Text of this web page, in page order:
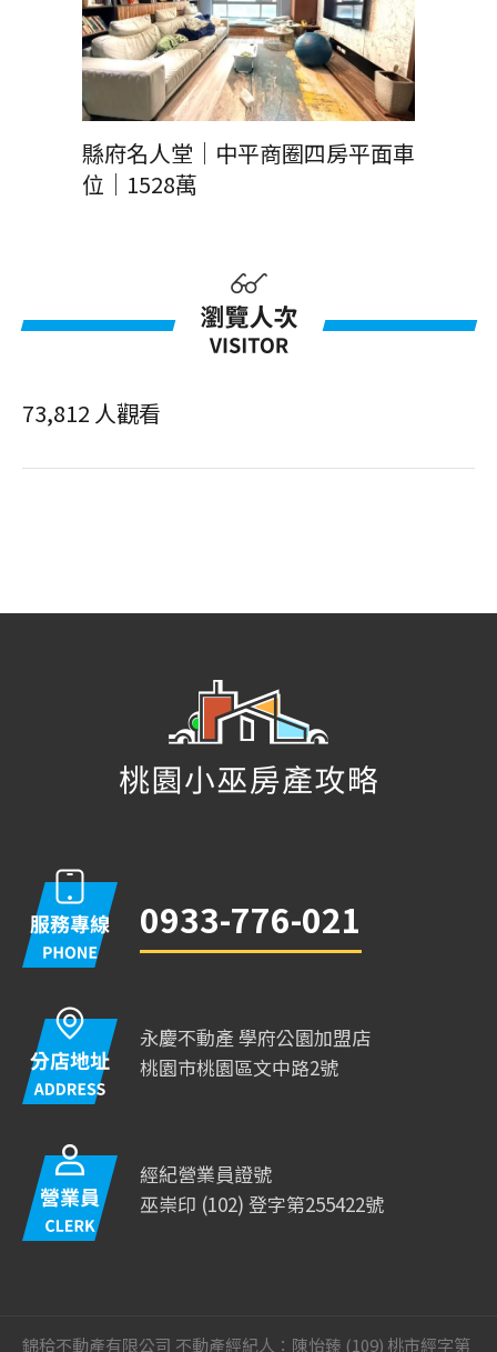
縣府名人堂｜中平商圈四房平面車
位｜1528萬
73,812 人觀看
0933-776-021
永慶不動產 學府公園加盟店
桃園市桃園區文中路2號
經紀營業員證號
巫崇印 (102) 登字第255422號
錦秴不動產有限公司 不動產經紀人：陳怡臻 (109) 桃市經字第